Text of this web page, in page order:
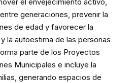
el envejecimiento activo,
generaciones, prevenir la
de edad y favorecer la
la autoestima de las personas
parte de los Proyectos
Municipales e incluye la
generando espacios de